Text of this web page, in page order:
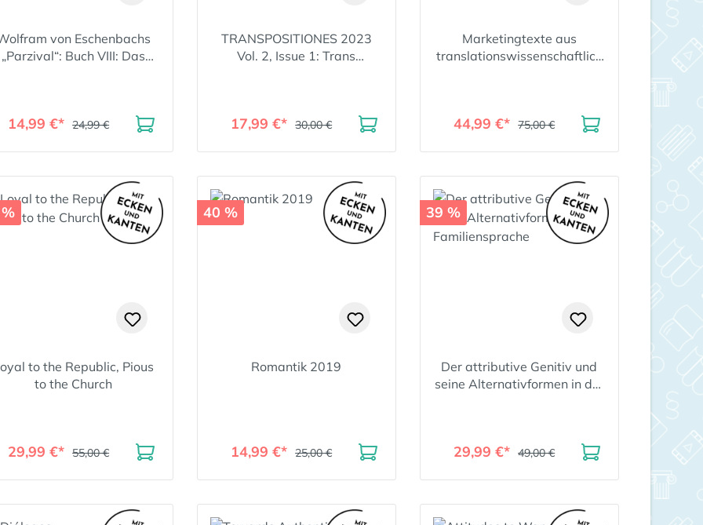
von Eschenbachs
„Parzival“: Buch VIII: Das
14,99 €* 24,99 €
TRANSPOSITIONES 2023
Vol. 2, Issue 1: Trans
17,99 €* 30,00 €
Marketingtexte aus
translationswissenschaftlich
44,99 €* 75,00 €
to the Republic, Pious
to the Church
29,99 €* 55,00 €
40 %
Romantik 2019
14,99 €* 25,00 €
39 %
Der attributive Genitiv und
seine Alternativformen in der
29,99 €* 49,00 €